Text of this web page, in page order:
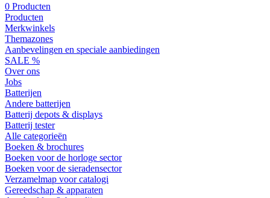
0 Producten
Producten
Merkwinkels
Themazones
Aanbevelingen en speciale aanbiedingen
SALE %
Over ons
Jobs
Batterijen
Andere batterijen
Batterij depots & displays
Batterij tester
Alle categorieën
Boeken & brochures
Boeken voor de horloge sector
Boeken voor de sieradensector
Verzamelmap voor catalogi
Gereedschap & apparaten